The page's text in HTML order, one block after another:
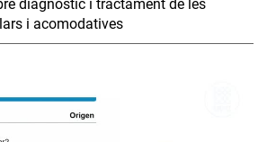
diagnòstic i tractament de les
i acomodatives